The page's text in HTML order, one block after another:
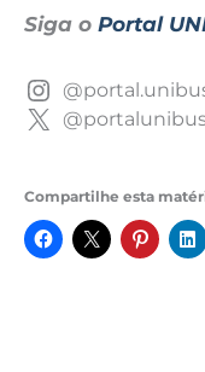
Siga o Portal
Compartilhe esta